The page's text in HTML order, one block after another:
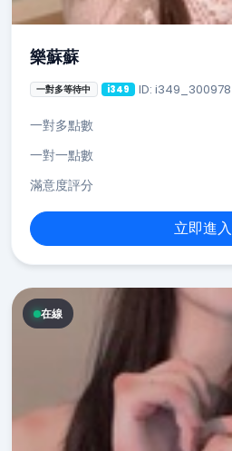
樂蘇蘇
一對多等待中 i349 ID: i349_300978
一對多點數
一對一點數
滿意度評分
立即進入
在線